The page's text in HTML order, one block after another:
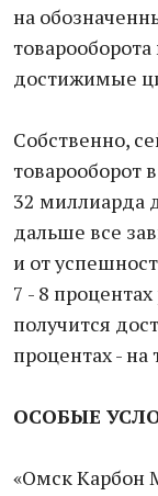
на
достижимые
Собственно,
товарооборот
32 миллиарда
дальше все
и от
7 - 8
получится
процентах - на
ОСОБЫЕ
«Омск Карбон